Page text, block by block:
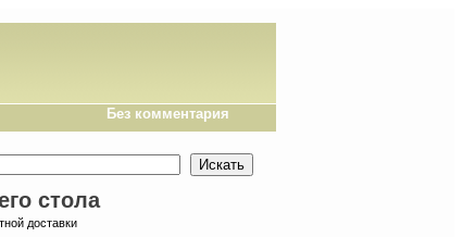
Без комментария
стола
доставки